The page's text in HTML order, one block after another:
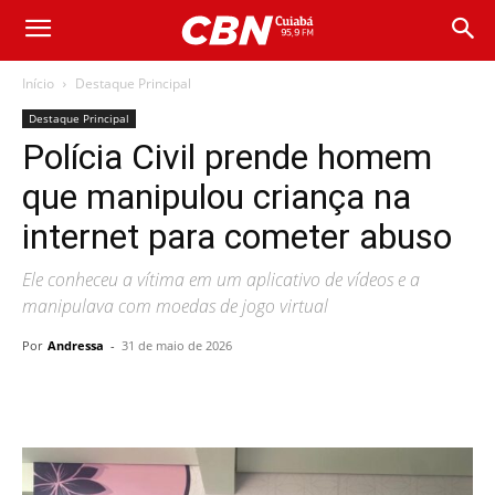
Início Destaque Principal
Destaque Principal
Polícia Civil prende homem
que manipulou criança na
internet para cometer abuso
Ele conheceu a vítima em um aplicativo de vídeos e a
manipulava com moedas de jogo virtual
Por Andressa - 31 de maio de 2026